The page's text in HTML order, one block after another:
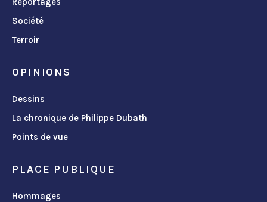
Société
Terroir
OPINIONS
Dessins
La chronique de Philippe Dubath
Points de vue
PLACE PUBLIQUE
Hommages